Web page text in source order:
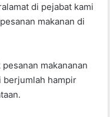
di pejabat kami
makanan di
makananan
berjumlah hampir